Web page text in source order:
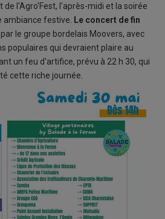
l'Agro'Fest, l'après-midi et la soirée
ambiance festive. Le concert de fin
le groupe bordelais Moovers, avec
populaires qui devraient plaire au
un feu d'artifice, prévu à 22 h 30, qui
cette riche journée.